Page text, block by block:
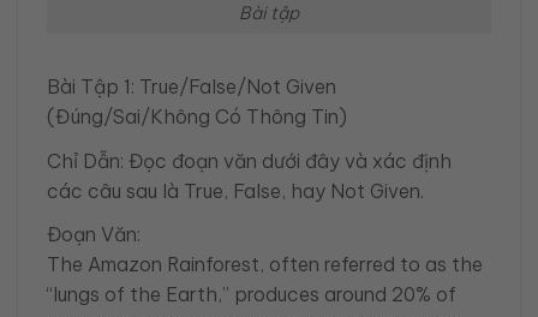
Bài tập
Bài Tập 1: True/False/Not Given
(Đúng/Sai/Không Có Thông Tin)
Chỉ Dẫn: Đọc đoạn văn dưới đây và xác định
các câu sau là True, False, hay Not Given.
Đoạn Văn:
The Amazon Rainforest, often referred to as the
“lungs of the Earth,” produces around 20% of